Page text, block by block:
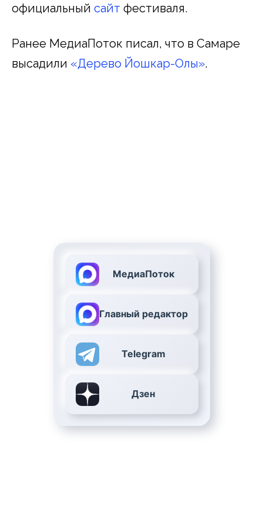
официальный сайт фестиваля.
Ранее МедиаПоток писал, что в Самаре
высадили «Дерево Йошкар-Олы».
МедиаПоток
Главный редактор
Telegram
Дзен